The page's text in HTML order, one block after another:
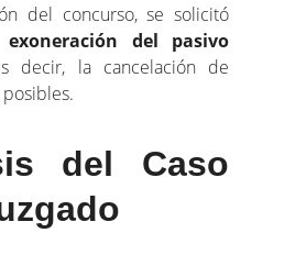
del concurso, se solicitó
exoneración del pasivo
decir, la cancelación de
del Caso